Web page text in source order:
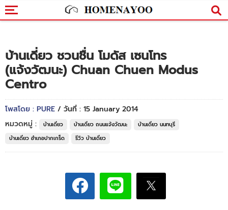
บ้านเดี่ยว ชวนชื่น โมดัส เซนโทร
(แจ้งวัฒนะ) Chuan Chuen Modus
Centro
โพสโดย : PURE / วันที่ : 15 January 2014
หมวดหมู่ :
บ้านเดี่ยว บ้านเดี่ยว ถนนแจ้งวัฒนะ
บ้านเดี่ยว นนทบุรี
บ้านเดี่ยว อำเภอปากเกร็ด
รีวิว บ้านเดี่ยว